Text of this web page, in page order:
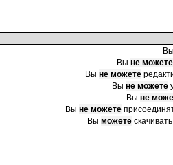
Вы
Вы не можете
Вы не можете
Вы не можете
Вы не
Вы не можете
Вы можете